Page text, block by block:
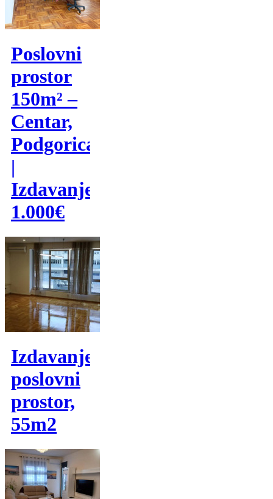
Poslovni
prostor
150m² –
Centar,
Podgorica
|
Izdavanje
1.000€
Izdavanje,
poslovni
prostor,
55m2